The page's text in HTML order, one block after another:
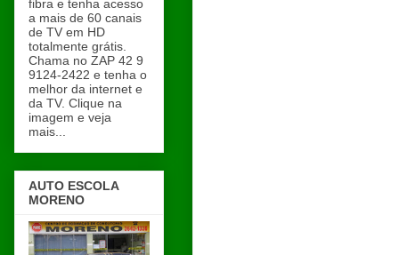
fibra e tenha acesso
a mais de 60 canais
de TV em HD
totalmente grátis.
Chama no ZAP 42 9
9124-2422 e tenha o
melhor da internet e
da TV. Clique na
imagem e veja
mais...
AUTO ESCOLA
MORENO